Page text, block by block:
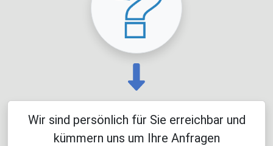
Wir sind persönlich für Sie erreichbar und
kümmern uns um Ihre Anfragen